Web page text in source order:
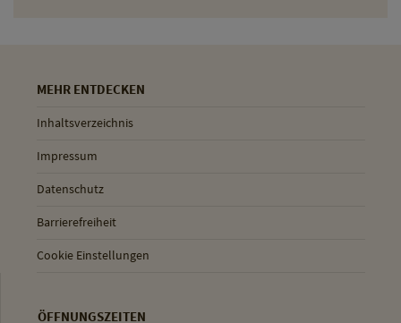
MEHR ENTDECKEN
Inhaltsverzeichnis
Impressum
Datenschutz
Barrierefreiheit
Cookie Einstellungen
ÖFFNUNGSZEITEN